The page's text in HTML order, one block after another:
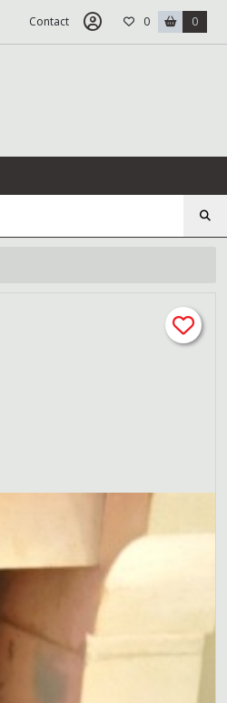
Contact 0 0